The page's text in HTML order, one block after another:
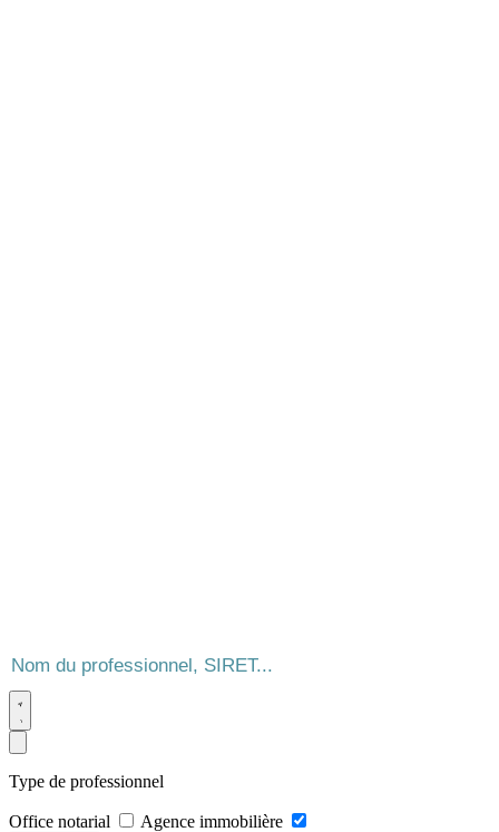
Type de professionnel
Office notarial Agence immobilière